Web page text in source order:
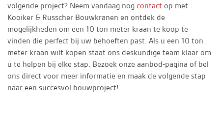
volgende project? Neem vandaag nog contact op met
Kooiker & Russcher Bouwkranen en ontdek de
mogelijkheden om een 10 ton meter kraan te koop te
vinden die perfect bij uw behoeften past. Als u een 10 ton
meter kraan wilt kopen staat ons deskundige team klaar om
u te helpen bij elke stap. Bezoek onze aanbod-pagina of bel
ons direct voor meer informatie en maak de volgende stap
naar een succesvol bouwproject!